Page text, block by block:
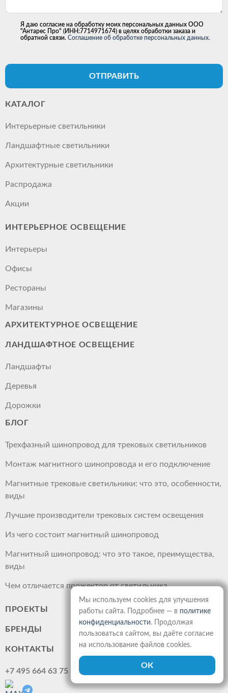
Я даю согласие на обработку моих персональных данных ООО
"Антарес Про" (ИНН:7714971674) в целях обработки заказа и
обратной связи. Соглашение об обработке персональных данных.
ОТПРАВИТЬ
КАТАЛОГ
Интерьерные светильники
Ландшафтные светильники
Архитектурные светильники
Распродажа
Акции
ИНТЕРЬЕРНОЕ ОСВЕЩЕНИЕ
Интерьеры
Офисы
Рестораны
Магазины
АРХИТЕКТУРНОЕ ОСВЕЩЕНИЕ
ЛАНДШАФТНОЕ ОСВЕЩЕНИЕ
Ландшафты
Деревья
Дорожки
БЛОГ
Трехфазный шинопровод для трековых светильников
Монтаж магнитного шинопровода и его подключение
Магнитные трековые светильники: что это, особенности,
виды
Лучшие производители трековых систем освещения
Из чего состоит магнитный шинопровод
Магнитный шинопровод: что это такое, преимущества,
виды
Чем отличается прожектор от светильника
ПРОЕКТЫ
БРЕНДЫ
КОНТАКТЫ
+7 495 664 63 75
Мы используем cookies для улучшения
работы сайта. Подробнее — в политике
конфиденциальности. Продолжая
пользоваться сайтом, вы даёте согласие
на использование файлов cookies.